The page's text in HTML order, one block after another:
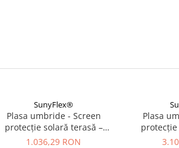
SunyFlex®
Plasa umbride - Screen
protecție solară terasă –
SunyFlex® 3,0 × 10 m Crem -
1.036,29 RON
Plasa
protecție
SunyFlex®